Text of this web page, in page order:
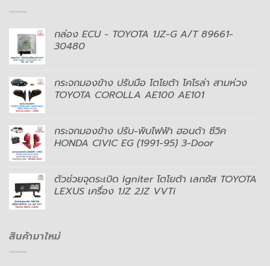
กล่อง ECU - TOYOTA 1JZ-G A/T 89661-
30480
กระจกมองข้าง ปรับมือ โตโยต้า โคโรล่า สามห่วง
TOYOTA COROLLA AE100 AE101
กระจกมองข้าง ปรับ-พับไฟฟ้า ฮอนด้า ซีวิค
HONDA CIVIC EG (1991-95) 3-Door
ตัวช่วยจุดระเบิด Igniter โตโยต้า เลกซัส TOYOTA
LEXUS เครื่อง 1JZ 2JZ VVTi
สินค้ามาใหม่